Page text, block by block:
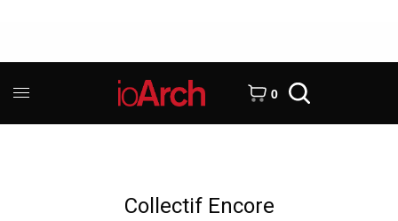
0
Collectif Encore